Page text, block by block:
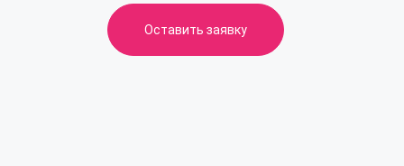
Оставить заявку